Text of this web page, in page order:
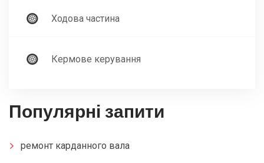
Ходова частина
Кермове керування
Популярні запити
ремонт карданного вала